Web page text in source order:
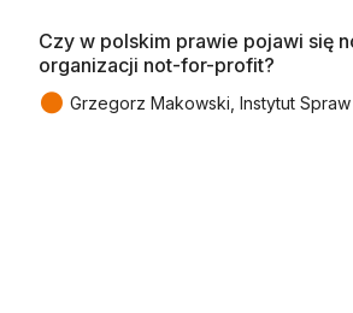
Czy w polskim prawie pojawi się
organizacji not-for-profit?
● Grzegorz Makowski, Instytut